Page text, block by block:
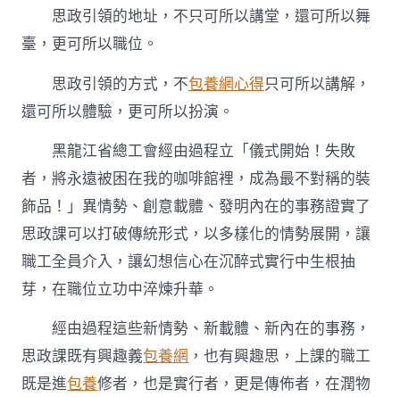
思政引領的地址，不只可所以講堂，還可所以舞
臺，更可所以職位。
思政引領的方式，不包養網心得只可所以講解，
還可所以體驗，更可所以扮演。
黑龍江省總工會經由過程立「儀式開始！失敗
者，將永遠被困在我的咖啡館裡，成為最不對稱的裝
飾品！」異情勢、創意載體、發明內在的事務證實了
思政課可以打破傳統形式，以多樣化的情勢展開，讓
職工全員介入，讓幻想信心在沉醉式實行中生根抽
芽，在職位立功中淬煉升華。
經由過程這些新情勢、新載體、新內在的事務，
思政課既有興趣義包養網 ，也有興趣思，上課的職工
既是進包養修者，也是實行者，更是傳佈者，在潤物